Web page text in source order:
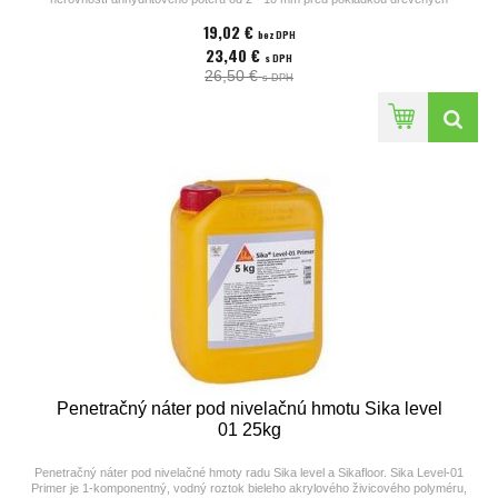
textilných podlahovín. Veľmi jednoducho sa aplikuje a dobre rozlieva. Cena za
19,02 € bez DPH
23,40 € s DPH
26,50 €s DPH
Penetračný náter pod nivelačnú hmotu Sika level
01 25kg
Penetračný náter pod nivelačné hmoty radu Sika level a Sikafloor. Sika Level-01
Primer je 1-komponentný, vodný roztok bieleho akrylového živicového polyméru,